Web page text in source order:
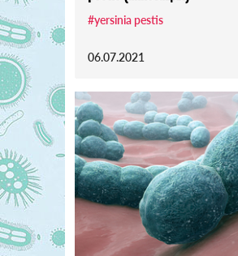
#yersinia pestis
06.07.2021